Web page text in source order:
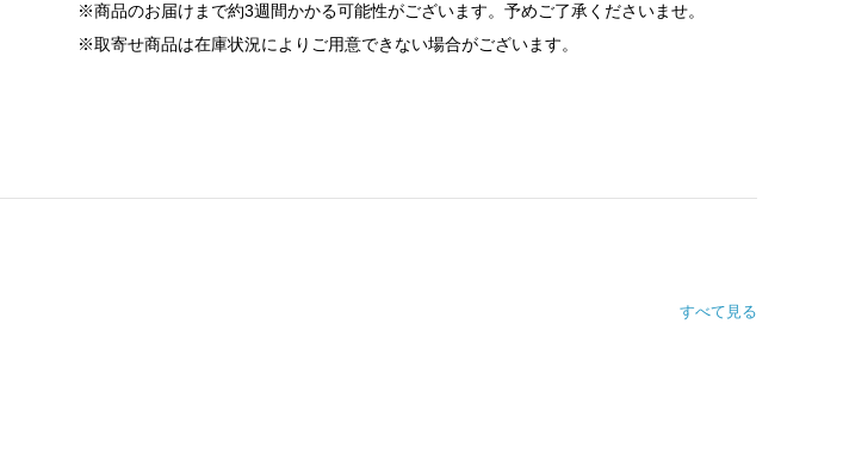
※商品のお届けまで約3週間かかる可能性がございます。予めご了承くださいませ。
※取寄せ商品は在庫状況によりご用意できない場合がございます。
すべて見る